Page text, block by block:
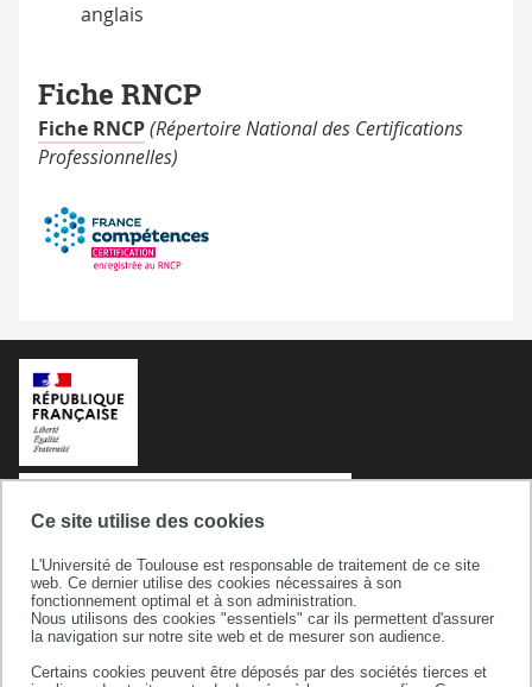
Ce site utilise des cookies
L'Université de Toulouse est responsable de traitement de ce site
web. Ce dernier utilise des cookies nécessaires à son
fonctionnement optimal et à son administration.
Nous utilisons des cookies "essentiels" car ils permettent d'assurer
la navigation sur notre site web et de mesurer son audience.
Certains cookies peuvent être déposés par des sociétés tierces et
anglais
Fiche RNCP
Fiche RNCP(Répertoire National des Certifications
Professionnelles)
Université de Toulouse
118 route de Narbonne